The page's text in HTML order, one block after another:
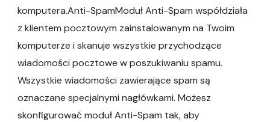
komputera.Anti-SpamModuł Anti-Spam współdziała
z klientem pocztowym zainstalowanym na Twoim
komputerze i skanuje wszystkie przychodzące
wiadomości pocztowe w poszukiwaniu spamu.
Wszystkie wiadomości zawierające spam są
oznaczane specjalnymi nagłówkami. Możesz
skonfigurować moduł Anti-Spam tak, aby